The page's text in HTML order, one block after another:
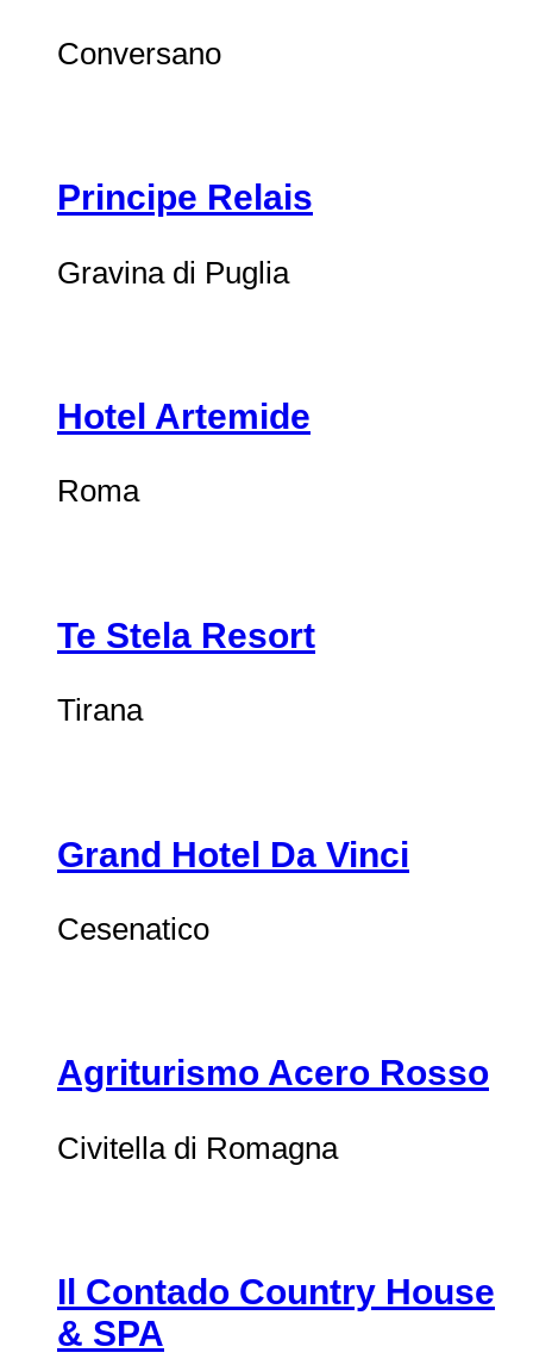
Conversano
Principe Relais
Gravina di Puglia
Hotel Artemide
Roma
Te Stela Resort
Tirana
Grand Hotel Da Vinci
Cesenatico
Agriturismo Acero Rosso
Civitella di Romagna
Il Contado Country House
& SPA